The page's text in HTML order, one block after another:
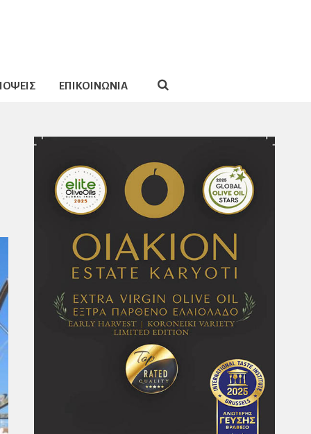
ΕΠΙΚΟΙΝΩΝΙΑ